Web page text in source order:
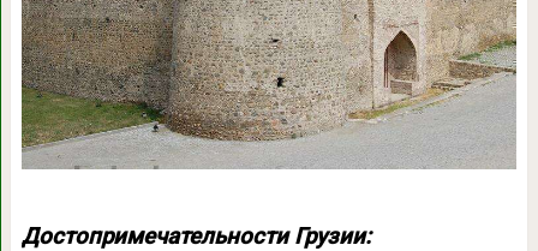
Достопримечательности Грузии: